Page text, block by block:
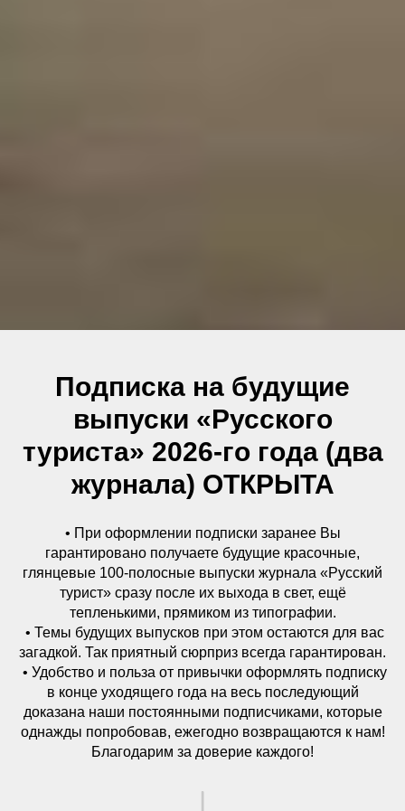
Подписка на будущие
выпуски «Русского
туриста» 2026-го года (два
журнала) ОТКРЫТА
• При оформлении подписки заранее Вы
гарантировано получаете будущие красочные,
глянцевые 100-полосные выпуски журнала «Русский
турист» сразу после их выхода в свет, ещё
тепленькими, прямиком из типографии.
• Темы будущих выпусков при этом остаются для вас
загадкой. Так приятный сюрприз всегда гарантирован.
• Удобство и польза от привычки оформлять подписку
в конце уходящего года на весь последующий
доказана наши постоянными подписчиками, которые
однажды попробовав, ежегодно возвращаются к нам!
Благодарим за доверие каждого!